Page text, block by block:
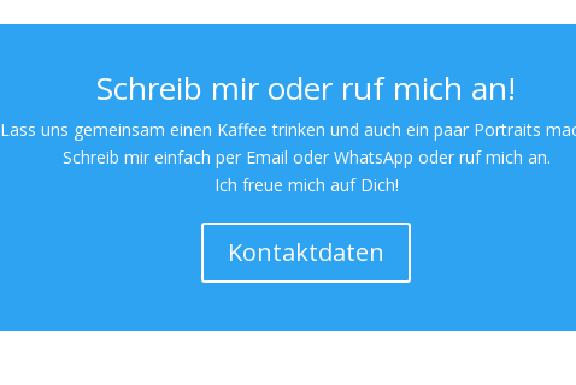
Schreib mir oder ruf mich an!
Lass uns gemeinsam einen Kaffee trinken und auch ein paar Portraits
Schreib mir einfach per Email oder WhatsApp oder ruf mich an.
Ich freue mich auf Dich!
Kontaktdaten